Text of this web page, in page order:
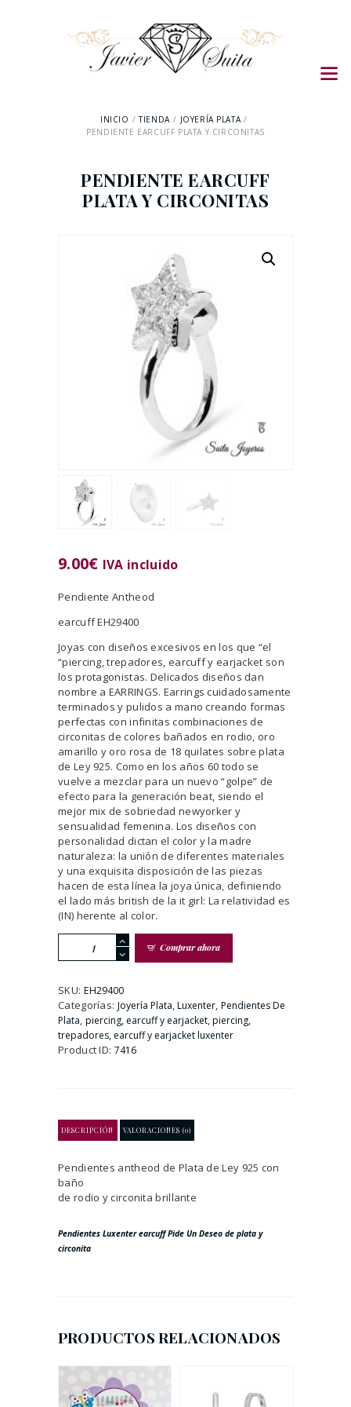
INICIO TIENDA
JOYERÍA PLATA
PENDIENTE EARCUFF PLATA Y CIRCONITAS
PENDIENTE EARCUFF
PLATA Y CIRCONITAS
9.00€ IVA incluido
Pendiente Antheod
earcuff EH29400
Joyas con diseños excesivos en los que “el
“piercing, trepadores, earcuff y earjacket son
los protagonistas. Delicados diseños dan
nombre a EARRINGS. Earrings cuidadosamente
terminados y pulidos a mano creando formas
perfectas con infinitas combinaciones de
circonitas de colores bañados en rodio, oro
amarillo y oro rosa de 18 quilates sobre plata
de Ley 925. Como en los años 60 todo se
vuelve a mezclar para un nuevo “golpe” de
efecto para la generación beat, siendo el
mejor mix de sobriedad newyorker y
sensualidad femenina. Los diseños con
personalidad dictan el color y la madre
naturaleza: la unión de diferentes materiales
y una exquisita disposición de las piezas
hacen de esta línea la joya única, definiendo
el lado más british de la it girl: La relatividad es
(IN) herente al color.
Earcuff
y
Circonitas
cantidad
Comprar ahora
SKU: EH29400
Categorías: Joyería Plata,Luxenter, Pendientes De
Plata, piercing, earcuff y earjacket,piercing,
trepadores, earcuff y earjacket luxenter
Product ID: 7416
DESCRIPCIÓN VALORACIONES (0)
Pendientes antheod de Plata de Ley 925 con
baño
de rodio y circonita brillante
Pendientes Luxenter earcuffPide Un Deseo de plata y
circonita
PRODUCTOS RELACIONADOS